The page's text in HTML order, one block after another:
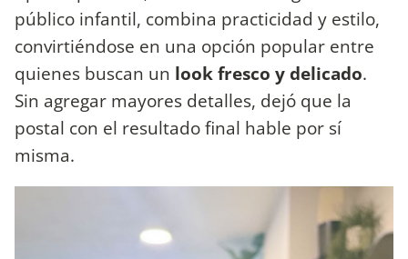
público infantil, combina practicidad y estilo,
convirtiéndose en una opción popular entre
quienes buscan un look fresco y delicado.
Sin agregar mayores detalles, dejó que la
postal con el resultado final hable por sí
misma.